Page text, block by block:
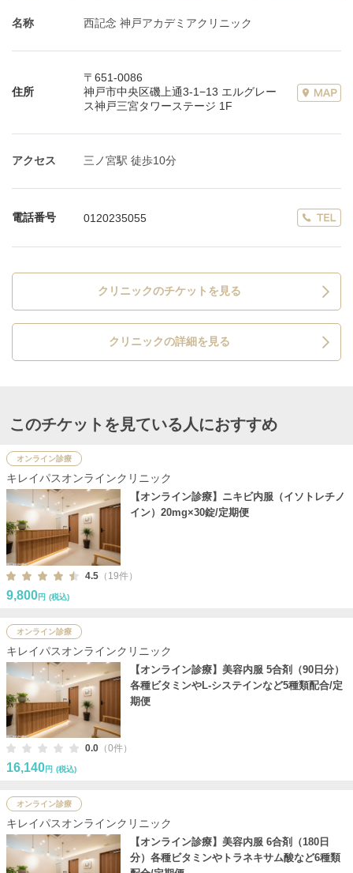
名称 西記念 神戸アカデミアクリニック
住所
〒651-0086
神戸市中央区磯上通3-1−13 エルグレー
ス神戸三宮タワーステージ 1F
アクセス 三ノ宮駅 徒歩10分
電話番号 0120235055
クリニックのチケットを見る
クリニックの詳細を見る
このチケットを見ている人におすすめ
オンライン診療
キレイパスオンラインクリニック
【オンライン診療】ニキビ内服（イソトレチノ
イン）20mg×30錠/定期便
4.5 （19件）
9,800円 (税込)
オンライン診療
キレイパスオンラインクリニック
【オンライン診療】美容内服 5合剤（90日分）
各種ビタミンやL-システインなど5種類配合/定
期便
0.0 （0件）
16,140円 (税込)
オンライン診療
キレイパスオンラインクリニック
【オンライン診療】美容内服 6合剤（180日
分）各種ビタミンやトラネキサム酸など6種類